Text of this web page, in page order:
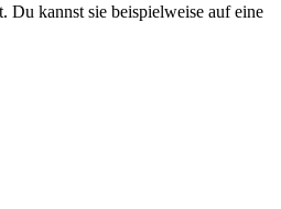
Du kannst sie beispielweise auf eine